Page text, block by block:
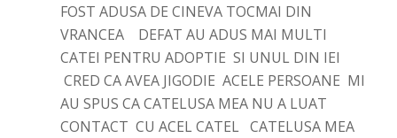
FOST ADUSA DE CINEVA TOCMAI DIN
VRANCEA DEFAT AU ADUS MAI MULTI
CATEI PENTRU ADOPTIE SI UNUL DIN IEI
CRED CA AVEA JIGODIE ACELE PERSOANE MI
AU SPUS CA CATELUSA MEA NU A LUAT
CONTACT CU ACEL CATEL CATELUSA MEA